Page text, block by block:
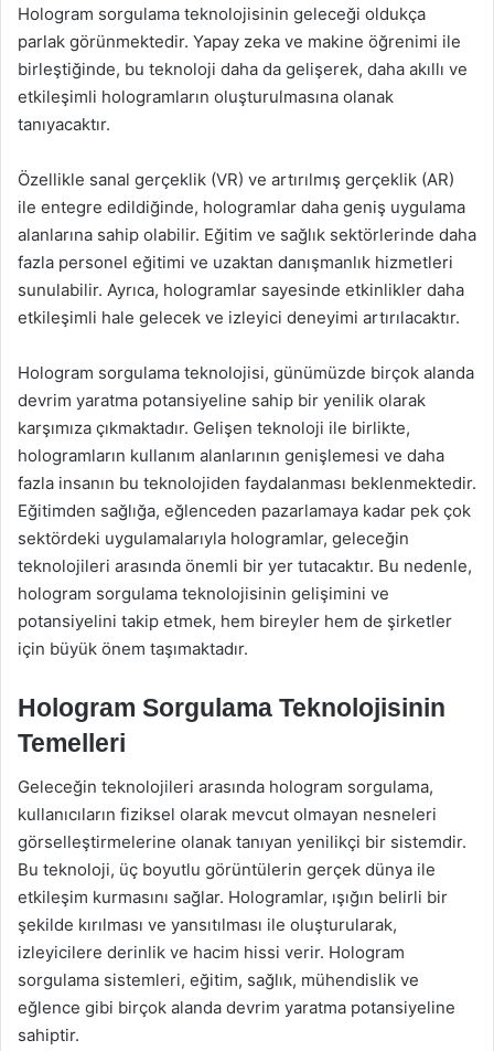
Hologram sorgulama teknolojisinin geleceği oldukça
parlak görünmektedir. Yapay zeka ve makine öğrenimi ile
birleştiğinde, bu teknoloji daha da gelişerek, daha akıllı ve
etkileşimli hologramların oluşturulmasına olanak
tanıyacaktır.
Özellikle sanal gerçeklik (VR) ve artırılmış gerçeklik (AR)
ile entegre edildiğinde, hologramlar daha geniş uygulama
alanlarına sahip olabilir. Eğitim ve sağlık sektörlerinde daha
fazla personel eğitimi ve uzaktan danışmanlık hizmetleri
sunulabilir. Ayrıca, hologramlar sayesinde etkinlikler daha
etkileşimli hale gelecek ve izleyici deneyimi artırılacaktır.
Hologram sorgulama teknolojisi, günümüzde birçok alanda
devrim yaratma potansiyeline sahip bir yenilik olarak
karşımıza çıkmaktadır. Gelişen teknoloji ile birlikte,
hologramların kullanım alanlarının genişlemesi ve daha
fazla insanın bu teknolojiden faydalanması beklenmektedir.
Eğitimden sağlığa, eğlenceden pazarlamaya kadar pek çok
sektördeki uygulamalarıyla hologramlar, geleceğin
teknolojileri arasında önemli bir yer tutacaktır. Bu nedenle,
hologram sorgulama teknolojisinin gelişimini ve
potansiyelini takip etmek, hem bireyler hem de şirketler
için büyük önem taşımaktadır.
Hologram Sorgulama Teknolojisinin
Temelleri
Geleceğin teknolojileri arasında hologram sorgulama,
kullanıcıların fiziksel olarak mevcut olmayan nesneleri
görselleştirmelerine olanak tanıyan yenilikçi bir sistemdir.
Bu teknoloji, üç boyutlu görüntülerin gerçek dünya ile
etkileşim kurmasını sağlar. Hologramlar, ışığın belirli bir
şekilde kırılması ve yansıtılması ile oluşturularak,
izleyicilere derinlik ve hacim hissi verir. Hologram
sorgulama sistemleri, eğitim, sağlık, mühendislik ve
eğlence gibi birçok alanda devrim yaratma potansiyeline
sahiptir.